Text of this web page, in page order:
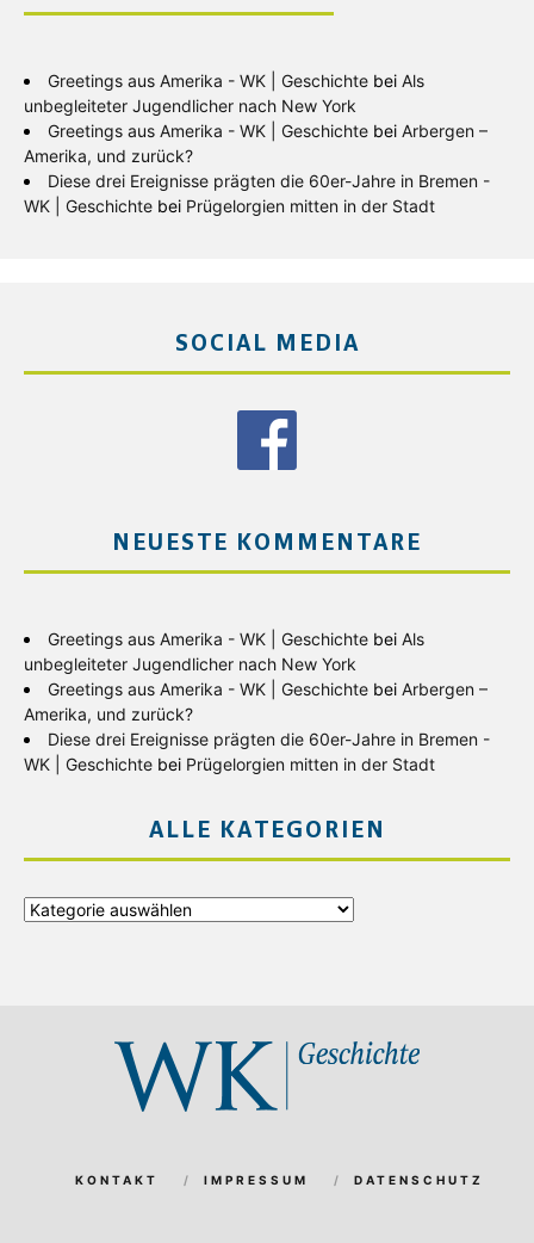
Greetings aus Amerika - WK | Geschichte bei Als
unbegleiteter Jugendlicher nach New York
Greetings aus Amerika - WK | Geschichte bei Arbergen –
Amerika, und zurück?
Diese drei Ereignisse prägten die 60er-Jahre in Bremen -
WK | Geschichte bei Prügelorgien mitten in der Stadt
SOCIAL MEDIA
NEUESTE KOMMENTARE
Greetings aus Amerika - WK | Geschichte bei Als
unbegleiteter Jugendlicher nach New York
Greetings aus Amerika - WK | Geschichte bei Arbergen –
Amerika, und zurück?
Diese drei Ereignisse prägten die 60er-Jahre in Bremen -
WK | Geschichte bei Prügelorgien mitten in der Stadt
ALLE KATEGORIEN
Alle
KONTAKT IMPRESSUM DATENSCHUTZ